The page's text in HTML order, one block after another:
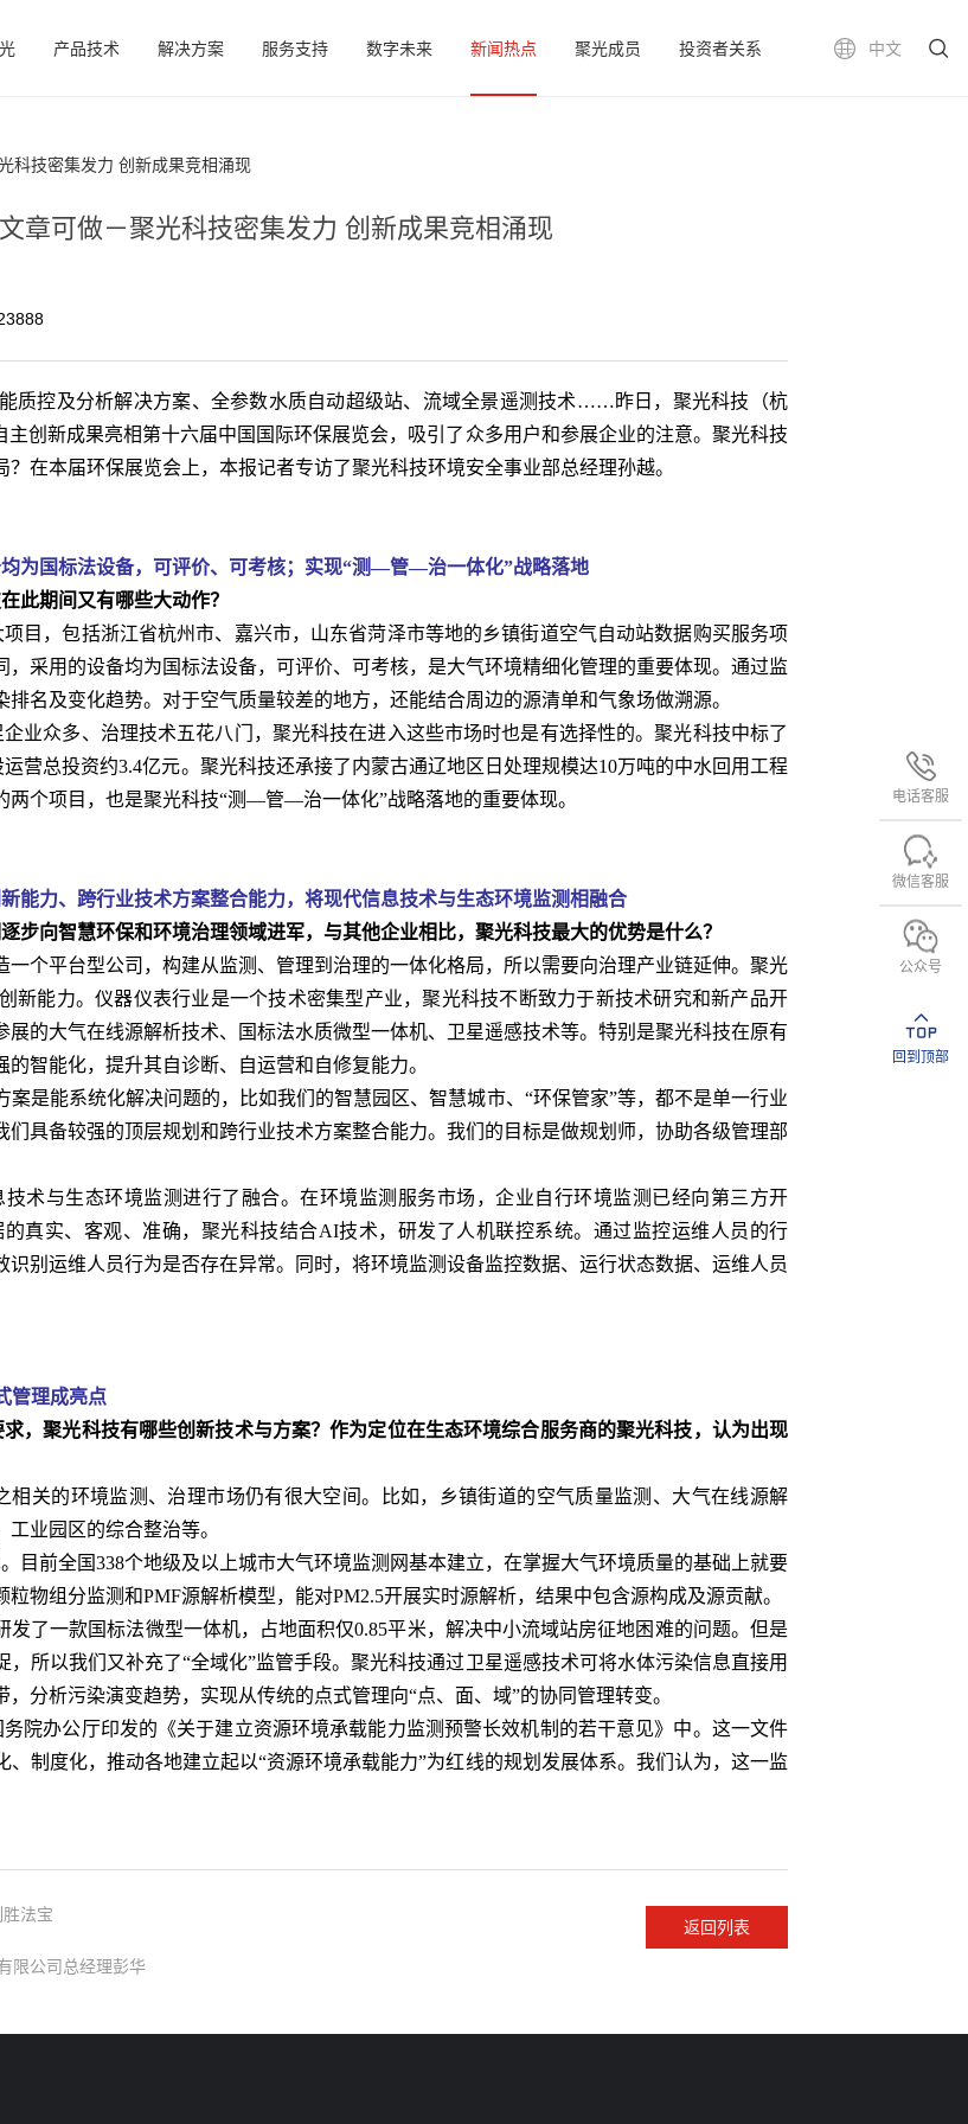
中文
产品技术 解决方案 服务支持 数字未来 新闻热点 聚光成员 投资者关系
电话客服
微信客服
公众号
回到顶部
科技密集发力 创新成果竞相涌现
章可做－聚光科技密集发力 创新成果竞相涌现
控及分析解决方案、全参数水质自动超级站、流域全景遥测技术……昨日，聚光科技（杭
创新成果亮相第十六届中国国际环保展览会，吸引了众多用户和参展企业的注意。聚光科技
在本届环保展览会上，本报记者专访了聚光科技环境安全事业部总经理孙越。
为国标法设备，可评价、可考核；实现“测—管—治一体化”战略落地
此期间又有哪些大动作？
目，包括浙江省杭州市、嘉兴市，山东省菏泽市等地的乡镇街道空气自动站数据购买服务项
采用的设备均为国标法设备，可评价、可考核，是大气环境精细化管理的重要体现。通过监
名及变化趋势。对于空气质量较差的地方，还能结合周边的源清单和气象场做溯源。
业众多、治理技术五花八门，聚光科技在进入这些市场时也是有选择性的。聚光科技中标了
营总投资约3.4亿元。聚光科技还承接了内蒙古通辽地区日处理规模达10万吨的中水回用工程
个项目，也是聚光科技“测—管—治一体化”战略落地的重要体现。
能力、跨行业技术方案整合能力，将现代信息技术与生态环境监测相融合
步向智慧环保和环境治理领域进军，与其他企业相比，聚光科技最大的优势是什么？
平台型公司，构建从监测、管理到治理的一体化格局，所以需要向治理产业链延伸。聚光
新能力。仪器仪表行业是一个技术密集型产业，聚光科技不断致力于新技术研究和新产品开
的大气在线源解析技术、国标法水质微型一体机、卫星遥感技术等。特别是聚光科技在原有
智能化，提升其自诊断、自运营和自修复能力。
能系统化解决问题的，比如我们的智慧园区、智慧城市、“环保管家”等，都不是单一行业
具备较强的顶层规划和跨行业技术方案整合能力。我们的目标是做规划师，协助各级管理部
与生态环境监测进行了融合。在环境监测服务市场，企业自行环境监测已经向第三方开
真实、客观、准确，聚光科技结合AI技术，研发了人机联控系统。通过监控运维人员的行
别运维人员行为是否存在异常。同时，将环境监测设备监控数据、运行状态数据、运维人员
管理成亮点
，聚光科技有哪些创新技术与方案？作为定位在生态环境综合服务商的聚光科技，认为出现
关的环境监测、治理市场仍有很大空间。比如，乡镇街道的空气质量监测、大气在线源解
业园区的综合整治等。
目前全国338个地级及以上城市大气环境监测网基本建立，在掌握大气环境质量的基础上就要
物组分监测和PMF源解析模型，能对PM2.5开展实时源解析，结果中包含源构成及源贡献。
了一款国标法微型一体机，占地面积仅0.85平米，解决中小流域站房征地困难的问题。但是
所以我们又补充了“全域化”监管手段。聚光科技通过卫星遥感技术可将水体污染信息直接用
分析污染演变趋势，实现从传统的点式管理向“点、面、域”的协同管理转变。
院办公厅印发的《关于建立资源环境承载能力监测预警长效机制的若干意见》中。这一文件
制度化，推动各地建立起以“资源环境承载能力”为红线的规划发展体系。我们认为，这一监
法宝
限公司总经理彭华
返回列表